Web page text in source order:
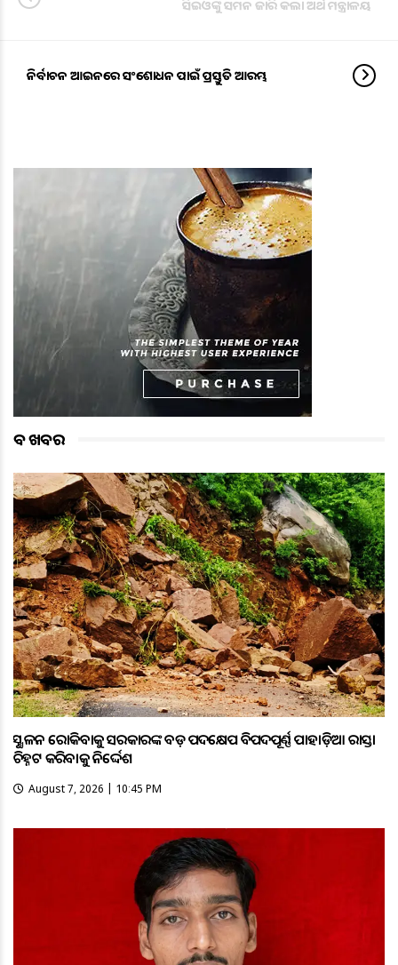
ସିଇଓଙ୍କୁ ସମନ ଜାରି କଲା ଅର୍ଥ ମନ୍ତ୍ରାଳୟ
ନିର୍ବାଚନ ଆଇନରେ ସଂଶୋଧନ ପାଇଁ ପ୍ରସ୍ତୁତି ଆରମ୍ଭ
ବଡ ଖବର
ଭୂସ୍ଖଳନ ରୋକିବାକୁ ସରକାରଙ୍କ ବଡ଼ ପଦକ୍ଷେପ ବିପଦପୂର୍ଣ୍ଣ ପାହାଡ଼ିଆ ରାସ୍ତା
ଚିହ୍ନଟ କରିବାକୁ ନିର୍ଦ୍ଦେଶ
August 7, 2026 | 10:45 PM